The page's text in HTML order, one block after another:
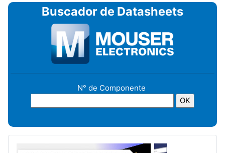
Buscador de Datasheets
N° de Componente